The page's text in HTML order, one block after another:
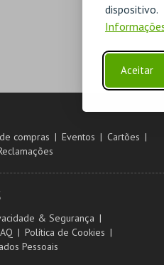
Aceitar
compras Eventos
Cartões
& Segurança
Política de Cookies
Pessoais